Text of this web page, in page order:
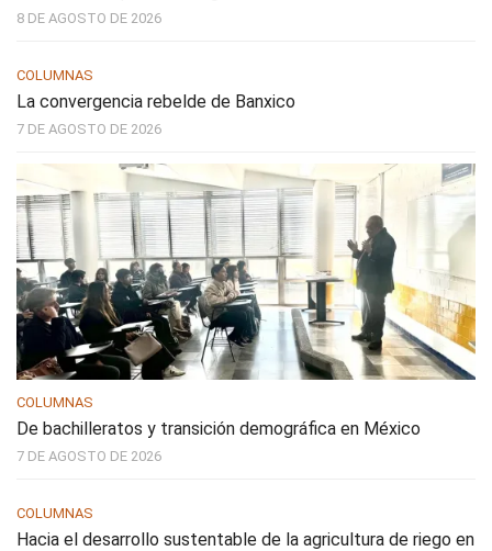
8 DE AGOSTO DE 2026
COLUMNAS
La convergencia rebelde de Banxico
7 DE AGOSTO DE 2026
COLUMNAS
De bachilleratos y transición demográfica en México
7 DE AGOSTO DE 2026
COLUMNAS
Hacia el desarrollo sustentable de la agricultura de riego en